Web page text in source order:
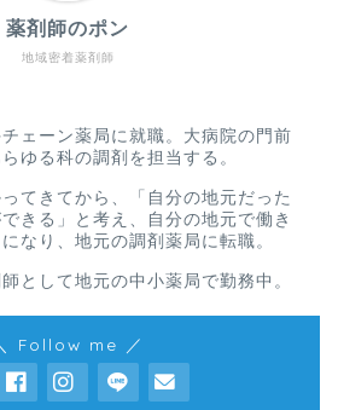
地域密着薬剤師
薬剤師のポン
ェーン薬局に就職。大病院の門前
ゆる科の調剤を担当する。
てきてから、「自分の地元だった
きる」と考え、自分の地元で働き
なり、地元の調剤薬局に転職。
として地元の中小薬局で勤務中。
Follow me ／